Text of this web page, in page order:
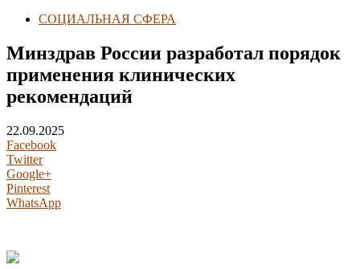
СОЦИАЛЬНАЯ СФЕРА
Минздрав России разработал порядок
применения клинических
рекомендаций
22.09.2025
Facebook
Twitter
Google+
Pinterest
WhatsApp